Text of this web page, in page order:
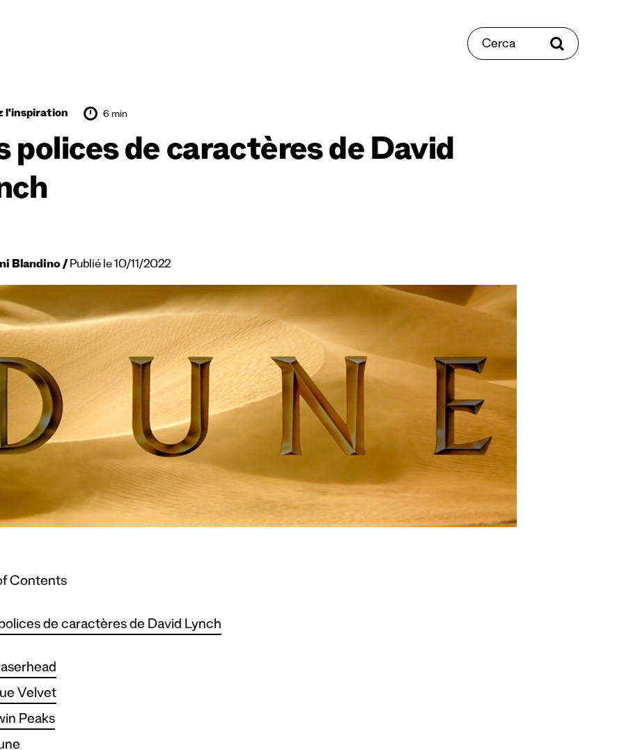
Cerca
l'inspiration 6 min
polices de caractères de David
Blandino Publié le 10/11/2022
Contents
de caractères de David Lynch
Velvet
Peaks